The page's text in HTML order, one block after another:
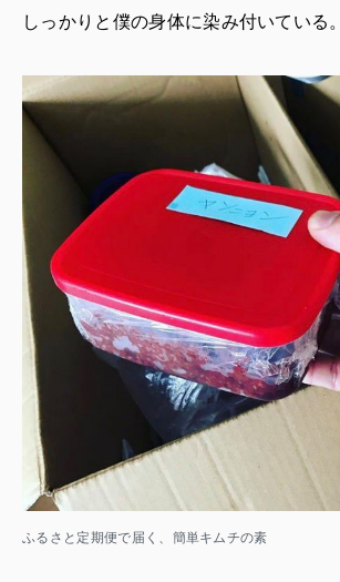
しっかりと僕の身体に染み付いている。
ふるさと定期便で届く、簡単キムチの素